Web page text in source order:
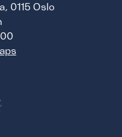
0115 Oslo